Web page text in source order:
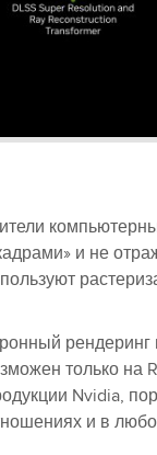
и не
только на
Nvidia,
и в